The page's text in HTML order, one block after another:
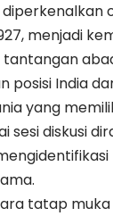
menjadi
India
yang
sesi diskusi
tatap